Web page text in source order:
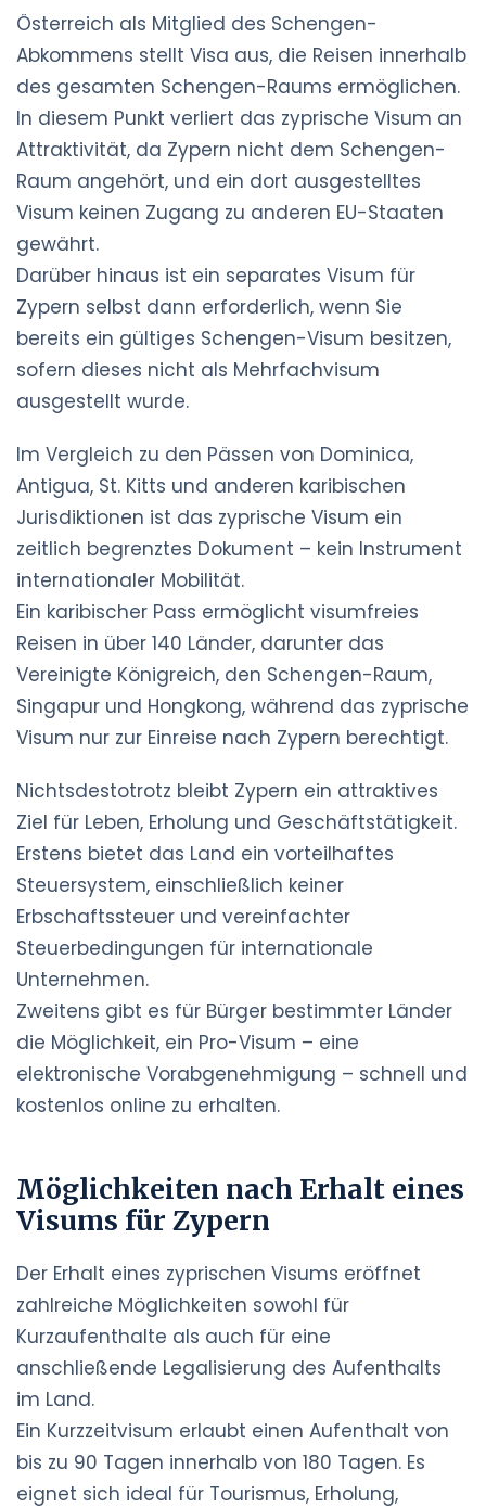
Österreich als Mitglied des Schengen-
Abkommens stellt Visa aus, die Reisen innerhalb
des gesamten Schengen-Raums ermöglichen.
In diesem Punkt verliert das zyprische Visum an
Attraktivität, da Zypern nicht dem Schengen-
Raum angehört, und ein dort ausgestelltes
Visum keinen Zugang zu anderen EU-Staaten
gewährt.
Darüber hinaus ist ein separates Visum für
Zypern selbst dann erforderlich, wenn Sie
bereits ein gültiges Schengen-Visum besitzen,
sofern dieses nicht als Mehrfachvisum
ausgestellt wurde.
Im Vergleich zu den Pässen von Dominica,
Antigua, St. Kitts und anderen karibischen
Jurisdiktionen ist das zyprische Visum ein
zeitlich begrenztes Dokument – kein Instrument
internationaler Mobilität.
Ein karibischer Pass ermöglicht visumfreies
Reisen in über 140 Länder, darunter das
Vereinigte Königreich, den Schengen-Raum,
Singapur und Hongkong, während das zyprische
Visum nur zur Einreise nach Zypern berechtigt.
Nichtsdestotrotz bleibt Zypern ein attraktives
Ziel für Leben, Erholung und Geschäftstätigkeit.
Erstens bietet das Land ein vorteilhaftes
Steuersystem, einschließlich keiner
Erbschaftssteuer und vereinfachter
Steuerbedingungen für internationale
Unternehmen.
Zweitens gibt es für Bürger bestimmter Länder
die Möglichkeit, ein Pro-Visum – eine
elektronische Vorabgenehmigung – schnell und
kostenlos online zu erhalten.
Möglichkeiten nach Erhalt eines
Visums für Zypern
Der Erhalt eines zyprischen Visums eröffnet
zahlreiche Möglichkeiten sowohl für
Kurzaufenthalte als auch für eine
anschließende Legalisierung des Aufenthalts
im Land.
Ein Kurzzeitvisum erlaubt einen Aufenthalt von
bis zu 90 Tagen innerhalb von 180 Tagen. Es
eignet sich ideal für Tourismus, Erholung,